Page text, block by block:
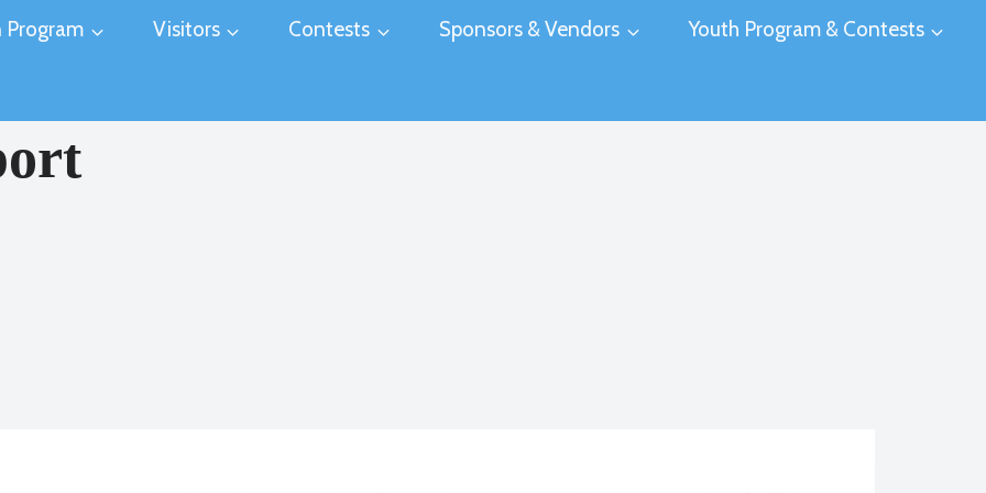
Visitors Contests Sponsors & Vendors Youth Program & Contests